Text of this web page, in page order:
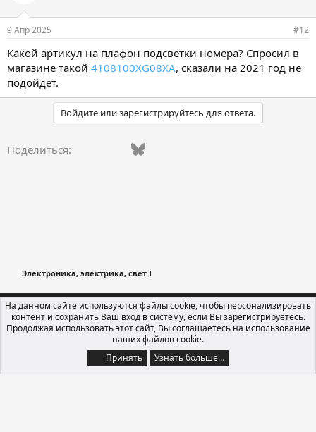
9 Апр 2025 #12
Какой артикул на плафон подсветки номера? Спросил в
магазине такой 4108100XG08XA, сказали на 2021 год не
подойдет.
Войдите или зарегистрируйтесь для ответа.
Поделиться: Vkontakte
FacebookBluesky
Электроника, электрика, свет I
Russian (RU)
Обратная связь
Условия и правила
Политика конфиденциальности
Помощь
Локализация от xenForo.Info®
На данном сайте используются файлы cookie, чтобы персонализировать
контент и сохранить Ваш вход в систему, если Вы зарегистрируетесь.
Продолжая использовать этот сайт, Вы соглашаетесь на использование
наших файлов cookie.
Принять
Узнать больше…